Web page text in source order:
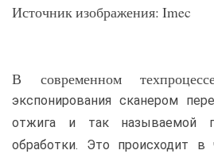
Источник изображения: Imec
В современном
экспонирования сканером
отжига и так называемой
обработки. Это происходит в